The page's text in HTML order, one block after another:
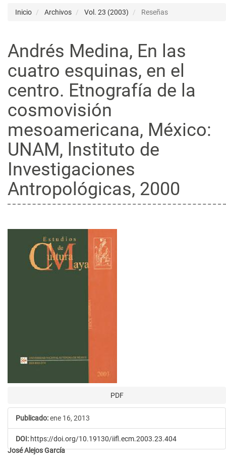
Inicio Archivos Vol. 23 (2003) Reseñas
Andrés Medina, En las
cuatro esquinas, en el
centro. Etnografía de la
cosmovisión
mesoamericana, México:
UNAM, lnstituto de
Investigaciones
Antropológicas, 2000
Barra
lateral
PDF
Publicado:ene 16, 2013
DOI: https://doi.org/10.19130/iifl.ecm.2003.23.404
Contenido
José Alejos García